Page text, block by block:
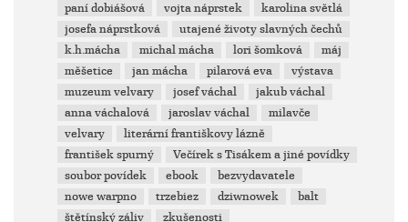
paní dobiášová
vojta náprstek
karolina světlá
josefa náprstková
utajené životy slavných čechů
k.h.mácha
michal mácha lori šomková
máj
měšetice
jan mácha pilarová eva
výstava
muzeum velvary
josef váchal
jakub váchal
anna váchalová
jaroslav váchal
milavče
velvary
literární františkovy lázně
františek spurný
Večírek s Tisákem a jiné povídky
soubor povídek
ebook
bezvydavatele
nowe warpno
trzebiez dziwnowek
balt
štětínský záliv
zkušenosti